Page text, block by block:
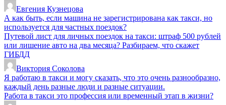
Евгения Кузнецова
А как быть, если машина не зарегистрирована как такси, но
используется для частных поездок?
Путевой лист для личных поездок на такси: штраф 500 рублей
или лишение авто на два месяца? Разбираем, что скажет
ГИБДД
Виктория Соколова
Я работаю в такси и могу сказать, что это очень разнообразно,
каждый день разные люди и разные ситуации.
Работа в такси это профессия или временный этап в жизни?